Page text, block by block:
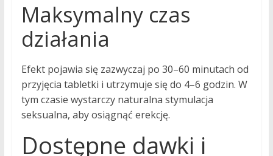
Maksymalny czas
działania
Efekt pojawia się zazwyczaj po 30–60 minutach od
przyjęcia tabletki i utrzymuje się do 4–6 godzin. W
tym czasie wystarczy naturalna stymulacja
seksualna, aby osiągnąć erekcję.
Dostępne dawki i